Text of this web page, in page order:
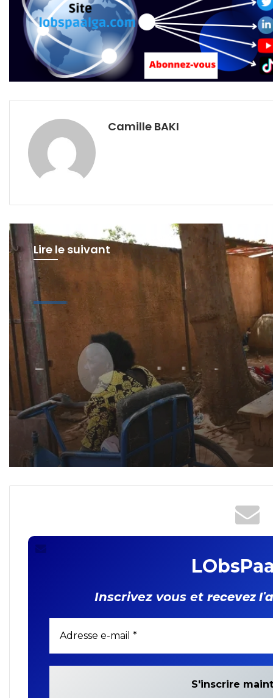
Camille BAKI
Lire le suivant
Société
il y a 1 jour
Personne malade et sans
ressources : comment le
Ministère de la Famille et
de la Solidarité
?
Inscrivez vous et recevez